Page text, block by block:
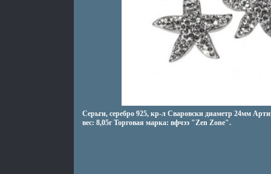
Серьги, серебро 925, кр-л Сваровски диаметр 24мм
вес: 8,05г Торговая марка: вфчээ "Zen Zone".